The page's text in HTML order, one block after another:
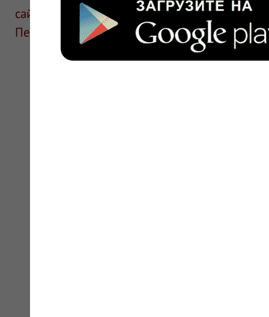
сайте для ознакомления и не является
Перед применением необходима